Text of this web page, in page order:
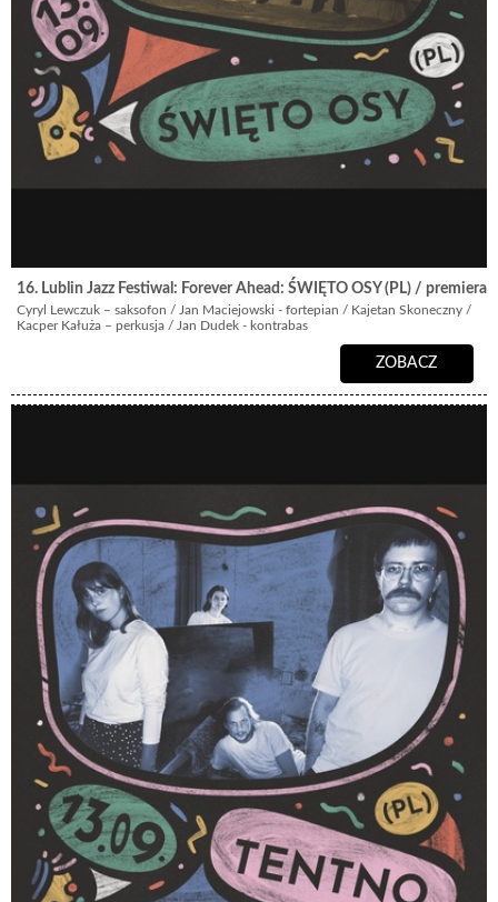
16. Lublin Jazz Festiwal: Forever Ahead: ŚWIĘTO OSY (PL) / premiera!
Cyryl Lewczuk – saksofon / Jan Maciejowski - fortepian / Kajetan Skoneczny /
Kacper Kałuża – perkusja / Jan Dudek - kontrabas
ZOBACZ